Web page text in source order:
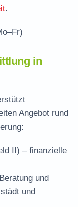
.
in
Angebot rund
II) – finanzielle
und
und